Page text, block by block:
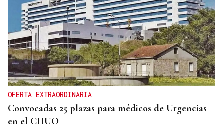
OFERTA EXTRAORDINARIA
Convocadas 25 plazas para médicos de Urgencias
en el CHUO